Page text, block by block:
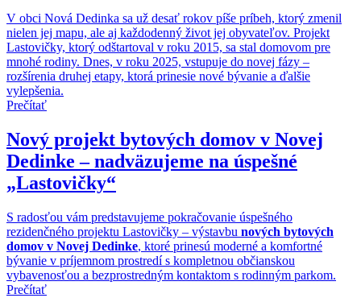
V obci Nová Dedinka sa už desať rokov píše príbeh, ktorý zmenil
nielen jej mapu, ale aj každodenný život jej obyvateľov. Projekt
Lastovičky, ktorý odštartoval v roku 2015, sa stal domovom pre
mnohé rodiny. Dnes, v roku 2025, vstupuje do novej fázy –
rozšírenia druhej etapy, ktorá prinesie nové bývanie a ďalšie
vylepšenia.
Prečítať
Nový projekt bytových domov v Novej
Dedinke – nadväzujeme na úspešné
„Lastovičky“
S radosťou vám predstavujeme pokračovanie úspešného
rezidenčného projektu Lastovičky – výstavbu nových bytových
domov v Novej Dedinke, ktoré prinesú moderné a komfortné
bývanie v príjemnom prostredí s kompletnou občianskou
vybavenosťou a bezprostredným kontaktom s rodinným parkom.
Prečítať